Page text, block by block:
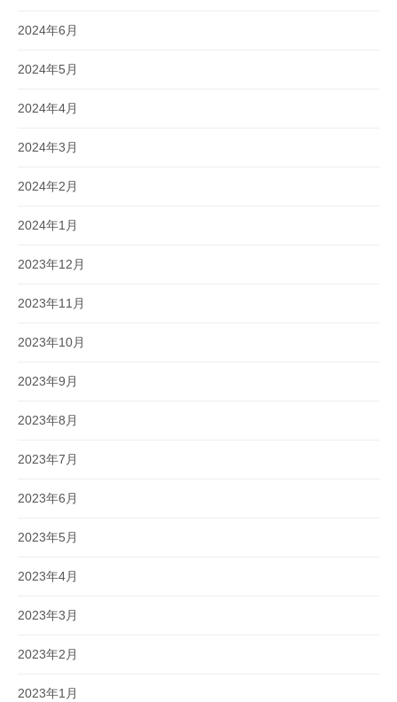
2024年6月
2024年5月
2024年4月
2024年3月
2024年2月
2024年1月
2023年12月
2023年11月
2023年10月
2023年9月
2023年8月
2023年7月
2023年6月
2023年5月
2023年4月
2023年3月
2023年2月
2023年1月